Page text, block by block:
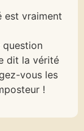
est vraiment
question
dit la vérité
vous les
!